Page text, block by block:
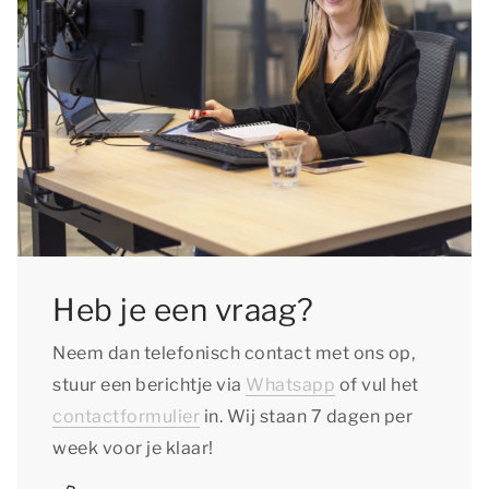
Heb je een vraag?
Neem dan telefonisch contact met ons op,
stuur een berichtje via Whatsapp of vul het
contactformulier in. Wij staan 7 dagen per
week voor je klaar!